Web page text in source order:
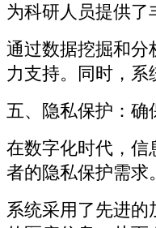
为科研人员提供了
通过数据挖掘和分
力支持。同时，系
五、隐私保护：确
在数字化时代，信
者的隐私保护需求。
系统采用了先进